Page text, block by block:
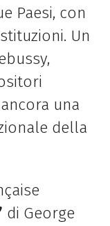
Paesi, con
Un
una
della
di George